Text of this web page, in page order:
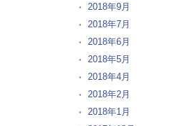
2018年9月
2018年7月
2018年6月
2018年5月
2018年4月
2018年2月
2018年1月